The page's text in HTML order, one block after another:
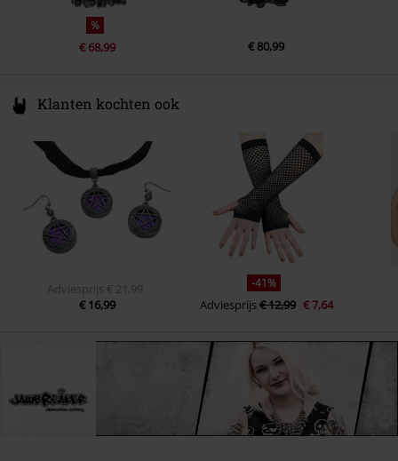
%
€ 68,99 € 80,99
Klanten kochten ook
Adviesprijs
€ 21,99
€ 16,99
-41%
Adviesprijs€ 12,99 € 7,64